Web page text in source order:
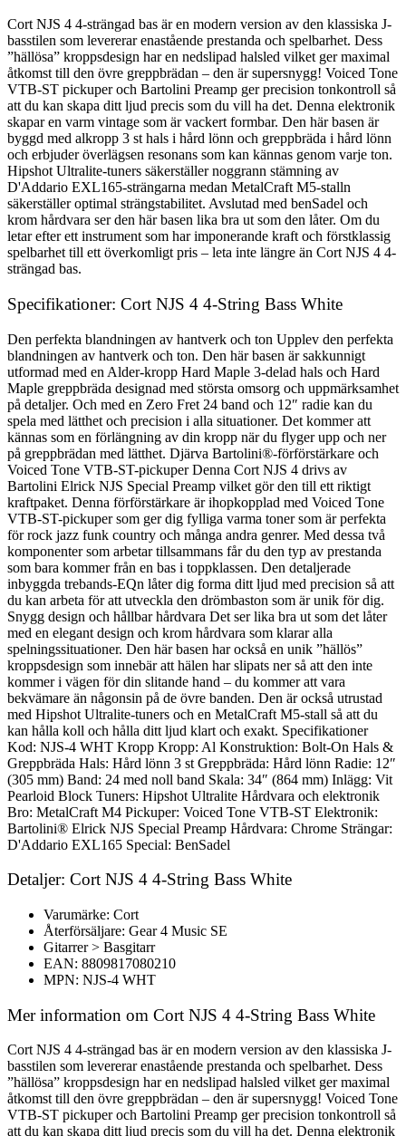
Cort NJS 4 4-strängad bas är en modern version av den klassiska J-
basstilen som levererar enastående prestanda och spelbarhet. Dess
”hällösa” kroppsdesign har en nedslipad halsled vilket ger maximal
åtkomst till den övre greppbrädan – den är supersnygg! Voiced Tone
VTB-ST pickuper och Bartolini Preamp ger precision tonkontroll så
att du kan skapa ditt ljud precis som du vill ha det. Denna elektronik
skapar en varm vintage som är vackert formbar. Den här basen är
byggd med alkropp 3 st hals i hård lönn och greppbräda i hård lönn
och erbjuder överlägsen resonans som kan kännas genom varje ton.
Hipshot Ultralite-tuners säkerställer noggrann stämning av
D'Addario EXL165-strängarna medan MetalCraft M5-stalln
säkerställer optimal strängstabilitet. Avslutad med benSadel och
krom hårdvara ser den här basen lika bra ut som den låter. Om du
letar efter ett instrument som har imponerande kraft och förstklassig
spelbarhet till ett överkomligt pris – leta inte längre än Cort NJS 4 4-
strängad bas.
Specifikationer: Cort NJS 4 4-String Bass White
Den perfekta blandningen av hantverk och ton Upplev den perfekta
blandningen av hantverk och ton. Den här basen är sakkunnigt
utformad med en Alder-kropp Hard Maple 3-delad hals och Hard
Maple greppbräda designad med största omsorg och uppmärksamhet
på detaljer. Och med en Zero Fret 24 band och 12″ radie kan du
spela med lätthet och precision i alla situationer. Det kommer att
kännas som en förlängning av din kropp när du flyger upp och ner
på greppbrädan med lätthet. Djärva Bartolini®-förförstärkare och
Voiced Tone VTB-ST-pickuper Denna Cort NJS 4 drivs av
Bartolini Elrick NJS Special Preamp vilket gör den till ett riktigt
kraftpaket. Denna förförstärkare är ihopkopplad med Voiced Tone
VTB-ST-pickuper som ger dig fylliga varma toner som är perfekta
för rock jazz funk country och många andra genrer. Med dessa två
komponenter som arbetar tillsammans får du den typ av prestanda
som bara kommer från en bas i toppklassen. Den detaljerade
inbyggda trebands-EQn låter dig forma ditt ljud med precision så att
du kan arbeta för att utveckla den drömbaston som är unik för dig.
Snygg design och hållbar hårdvara Det ser lika bra ut som det låter
med en elegant design och krom hårdvara som klarar alla
spelningssituationer. Den här basen har också en unik ”hällös”
kroppsdesign som innebär att hälen har slipats ner så att den inte
kommer i vägen för din slitande hand – du kommer att vara
bekvämare än någonsin på de övre banden. Den är också utrustad
med Hipshot Ultralite-tuners och en MetalCraft M5-stall så att du
kan hålla koll och hålla ditt ljud klart och exakt. Specifikationer
Kod: NJS-4 WHT Kropp Kropp: Al Konstruktion: Bolt-On Hals &
Greppbräda Hals: Hård lönn 3 st Greppbräda: Hård lönn Radie: 12″
(305 mm) Band: 24 med noll band Skala: 34″ (864 mm) Inlägg: Vit
Pearloid Block Tuners: Hipshot Ultralite Hårdvara och elektronik
Bro: MetalCraft M4 Pickuper: Voiced Tone VTB-ST Elektronik:
Bartolini® Elrick NJS Special Preamp Hårdvara: Chrome Strängar:
D'Addario EXL165 Special: BenSadel
Detaljer: Cort NJS 4 4-String Bass White
Varumärke: Cort
Återförsäljare: Gear 4 Music SE
Gitarrer > Basgitarr
EAN: 8809817080210
MPN: NJS-4 WHT
Mer information om Cort NJS 4 4-String Bass White
Cort NJS 4 4-strängad bas är en modern version av den klassiska J-
basstilen som levererar enastående prestanda och spelbarhet. Dess
”hällösa” kroppsdesign har en nedslipad halsled vilket ger maximal
åtkomst till den övre greppbrädan – den är supersnygg! Voiced Tone
VTB-ST pickuper och Bartolini Preamp ger precision tonkontroll så
att du kan skapa ditt ljud precis som du vill ha det. Denna elektronik